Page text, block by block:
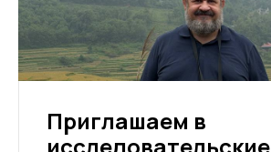
Приглашаем в
исследовательские